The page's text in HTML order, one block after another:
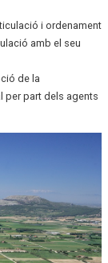
i ordenament
amb el seu
de la
per part dels agents